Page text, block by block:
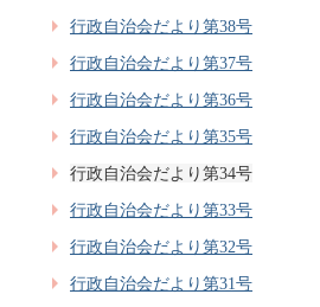
行政自治会だより第38号
行政自治会だより第37号
行政自治会だより第36号
行政自治会だより第35号
行政自治会だより第34号
行政自治会だより第33号
行政自治会だより第32号
行政自治会だより第31号